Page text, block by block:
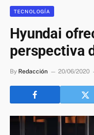
TECNOLOGÍA
Hyundai
perspectiva
By Redacción 20/06/2020